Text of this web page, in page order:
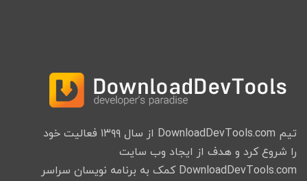
تیم DownloadDevTools.com از سال ۱۳۹۹ فعالیت خود
را شروع کرد و هدف از ایجاد وب سایت
DownloadDevTools.com کمک به برنامه نویسان سراسر